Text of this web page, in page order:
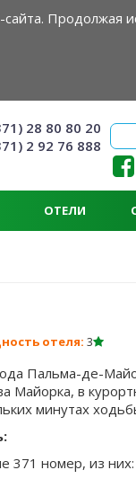
Продолжая
28 80 80 20
2 92 76 888
ОТЕЛИ
отеля: 3
Пальма-де-
Майорка, в
минутах
371 номер, из них: